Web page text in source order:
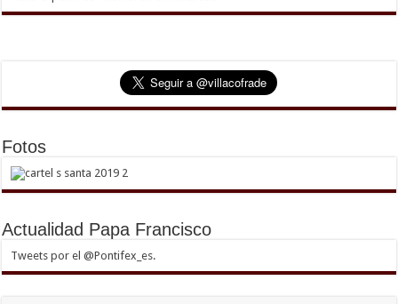
Fotos
Actualidad Papa Francisco
Tweets por el @Pontifex_es.